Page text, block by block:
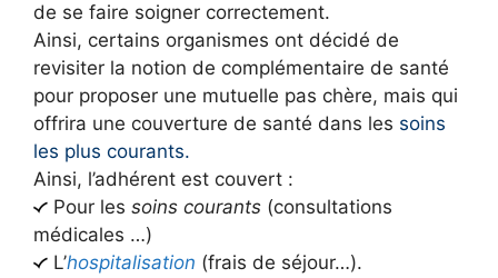
de se faire soigner correctement.
Ainsi, certains organismes ont décidé de
revisiter la notion de complémentaire de santé
pour proposer une mutuelle pas chère, mais qui
offrira une couverture de santé dans les soins
les plus courants.
Ainsi, l’adhérent est couvert :
Pour les soins courants (consultations
médicales …)
L’hospitalisation (frais de séjour…).